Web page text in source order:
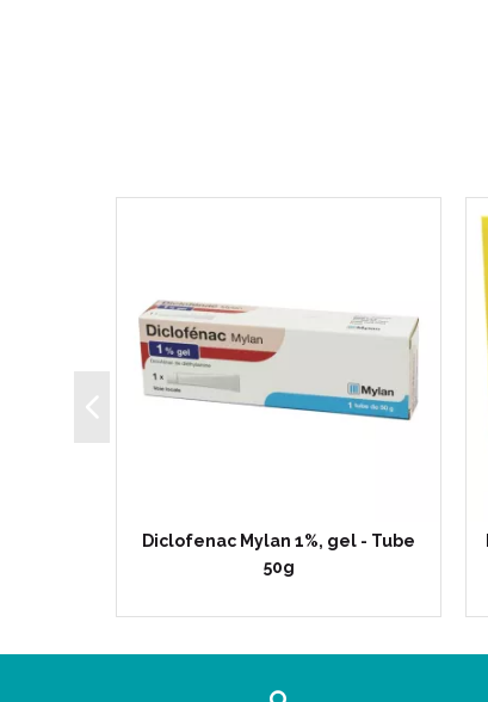
Diclofenac Mylan 1%, gel - Tube
50g